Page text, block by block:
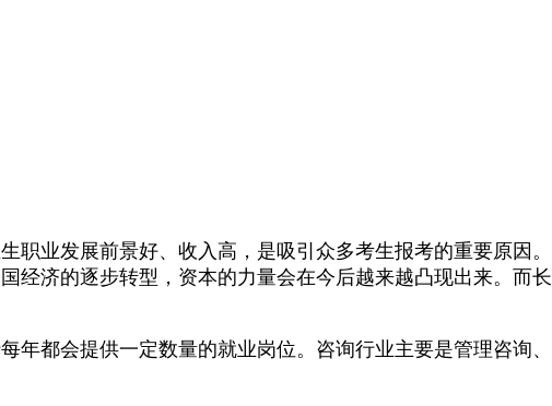
职业发展前景好、收入高，是吸引众多考生报考的重要原因
经济的逐步转型，资本的力量会在今后越来越凸现出来。而
年都会提供一定数量的就业岗位。咨询行业主要是管理咨询